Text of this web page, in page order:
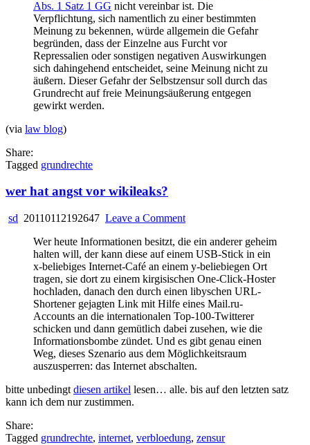
Abs. 1 Satz 1 GG nicht vereinbar ist. Die
Verpflichtung, sich namentlich zu einer bestimmten
Meinung zu bekennen, würde allgemein die Gefahr
begründen, dass der Einzelne aus Furcht vor
Repressalien oder sonstigen negativen Auswirkungen
sich dahingehend entscheidet, seine Meinung nicht zu
äußern. Dieser Gefahr der Selbstzensur soll durch das
Grundrecht auf freie Meinungsäußerung entgegen
gewirkt werden.
(via law blog)
Share:
Tagged grundrechte
wer hat angst vor wikileaks?
sd 20110112192647 Leave a Commenton
hat
angst
vor
wikileaks?
Wer heute Informationen besitzt, die ein anderer geheim
halten will, der kann diese auf einem USB-Stick in ein
x-beliebiges Internet-Café an einem y-beliebiegen Ort
tragen, sie dort zu einem kirgisischen One-Click-Hoster
hochladen, danach den durch einen libyschen URL-
Shortener gejagten Link mit Hilfe eines Mail.ru-
Accounts an die internationalen Top-100-Twitterer
schicken und dann gemütlich dabei zusehen, wie die
Informationsbombe zündet. Und es gibt genau einen
Weg, dieses Szenario aus dem Möglichkeitsraum
auszusperren: das Internet abschalten.
bitte unbedingt diesen artikel lesen… alle. bis auf den letzten satz
kann ich dem nur zustimmen.
Share:
Tagged grundrechte, internet, verbloedung, zensur